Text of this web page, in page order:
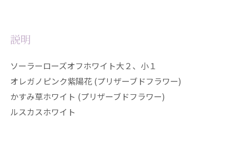
説明
ソーラーローズオフホワイト大２、小１
オレガノピンク紫陽花 (プリザーブドフラワー)
かすみ草ホワイト (プリザーブドフラワー)
ルスカスホワイト